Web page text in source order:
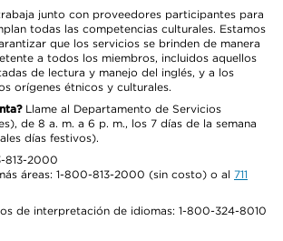
junto con proveedores participantes para
todas las competencias culturales. Estamos
que los servicios se brinden de manera
a todos los miembros, incluidos aquellos
de lectura y manejo del inglés, y a los
orígenes étnicos y culturales.
Llame al Departamento de Servicios
de 8 a. m. a 6 p. m., los 7 días de la semana
días festivos).
813-2000
áreas: 1-800-813-2000 (sin costo) o al 711
de interpretación de idiomas: 1-800-324-8010